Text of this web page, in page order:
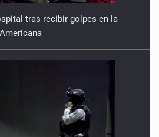
tras recibir golpes en la